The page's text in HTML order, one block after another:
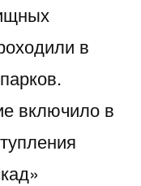
в
включило в